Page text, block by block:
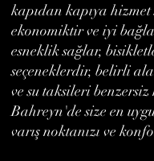
kapıdan kapıya
ekonomiktir ve iyi
esneklik sağlar,
seçeneklerdir, belirli
ve su taksileri benzersiz
Bahreyn'de size en
varış noktanızı ve